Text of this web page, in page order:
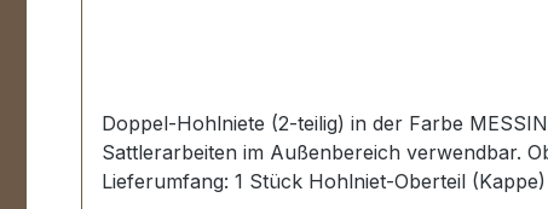
Doppel-Hohlniete (2-teilig) in der Farbe
Sattlerarbeiten im Außenbereich verwendbar.
Lieferumfang: 1 Stück Hohlniet-Oberteil